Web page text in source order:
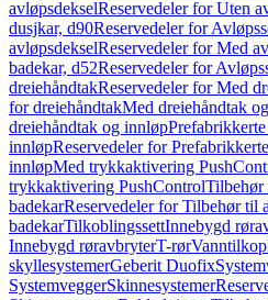
avløpsdekselReservedeler for Uten
dusjkar, d90Reservedeler for
avløpsdekselReservedeler for Med
badekar, d52Reservedeler for
dreiehåndtakReservedeler for Med
for dreiehåndtakMed dreiehåndtak
dreiehåndtak og innløp
innløpReservedeler for
innløpMed trykkaktivering
trykkaktivering PushControlTilbehør
badekarReservedeler for Tilbehør til
badekarTilkoblingssettInnebygd
Innebygd røravbryterT-rør
skyllesystemerGeberit Duofix
SystemveggerSkinnesystemer